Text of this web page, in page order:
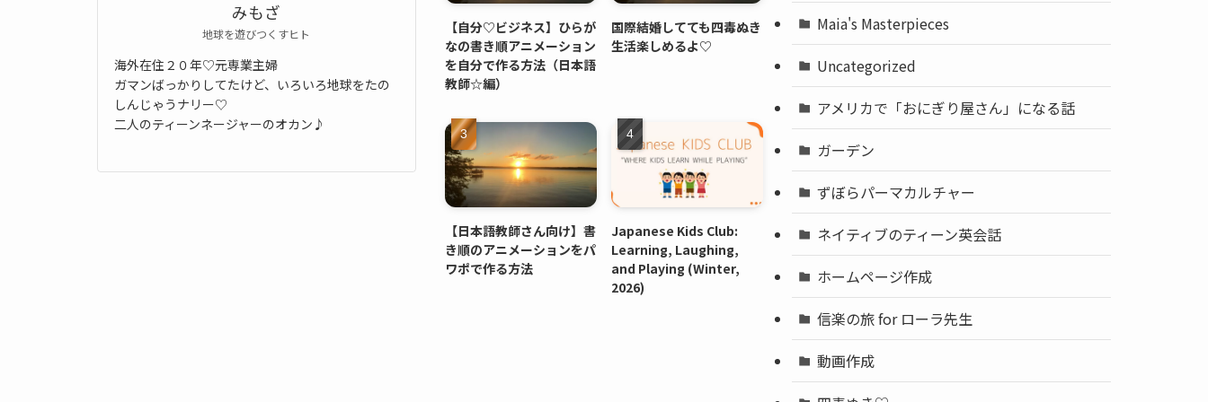
みもざ
地球を遊びつくすヒト
海外在住２０年♡元専業主婦
ガマンばっかりしてたけど、いろいろ地球をたの
しんじゃうナリー♡
二人のティーンネージャーのオカン♪
【自分♡ビジネス】ひらが
なの書き順アニメーション
を自分で作る方法（日本語
教師☆編）
国際結婚してても四毒ぬき
生活楽しめるよ♡
【日本語教師さん向け】書
き順のアニメーションをパ
ワポで作る方法
Japanese Kids Club:
Learning, Laughing,
and Playing (Winter,
2026)
Maia's Masterpieces
Uncategorized
アメリカで「おにぎり屋さん」になる話
ガーデン
ずぼらパーマカルチャー
ネイティブのティーン英会話
ホームページ作成
信楽の旅 for ローラ先生
動画作成